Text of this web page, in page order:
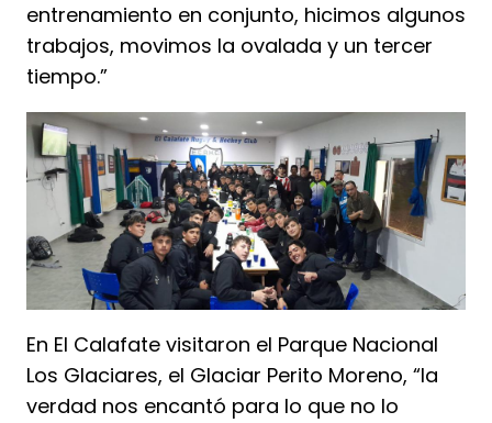
entrenamiento en conjunto, hicimos algunos
trabajos, movimos la ovalada y un tercer
tiempo.”
En El Calafate visitaron el Parque Nacional
Los Glaciares, el Glaciar Perito Moreno, “la
verdad nos encantó para lo que no lo